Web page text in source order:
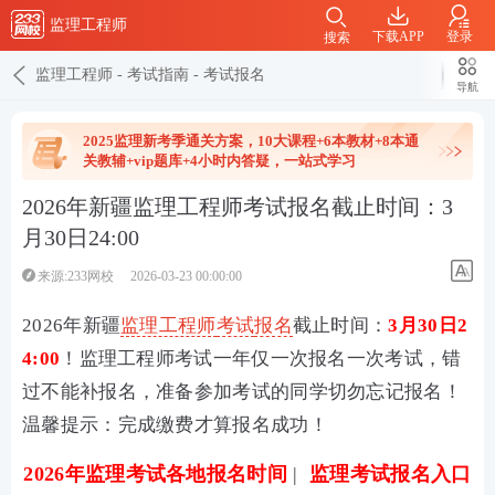
监理工程师
下载APP 登录
搜索
监理工程师 - 考试指南 - 考试报名
导航
2025监理新考季通关方案，10大课程+6本教材+8本通
关教辅+vip题库+4小时内答疑，一站式学习
2026年新疆监理工程师考试报名截止时间：3
月30日24:00
来源:233网校 2026-03-23 00:00:00
2026年新疆监理工程师考试报名截止时间：3月30日2
4:00 ！监理工程师考试一年仅一次报名一次考试，错
过不能补报名，准备参加考试的同学切勿忘记报名！
温馨提示：完成缴费才算报名成功！
2026年监理考试各地报名时间 | 监理考试报名入口